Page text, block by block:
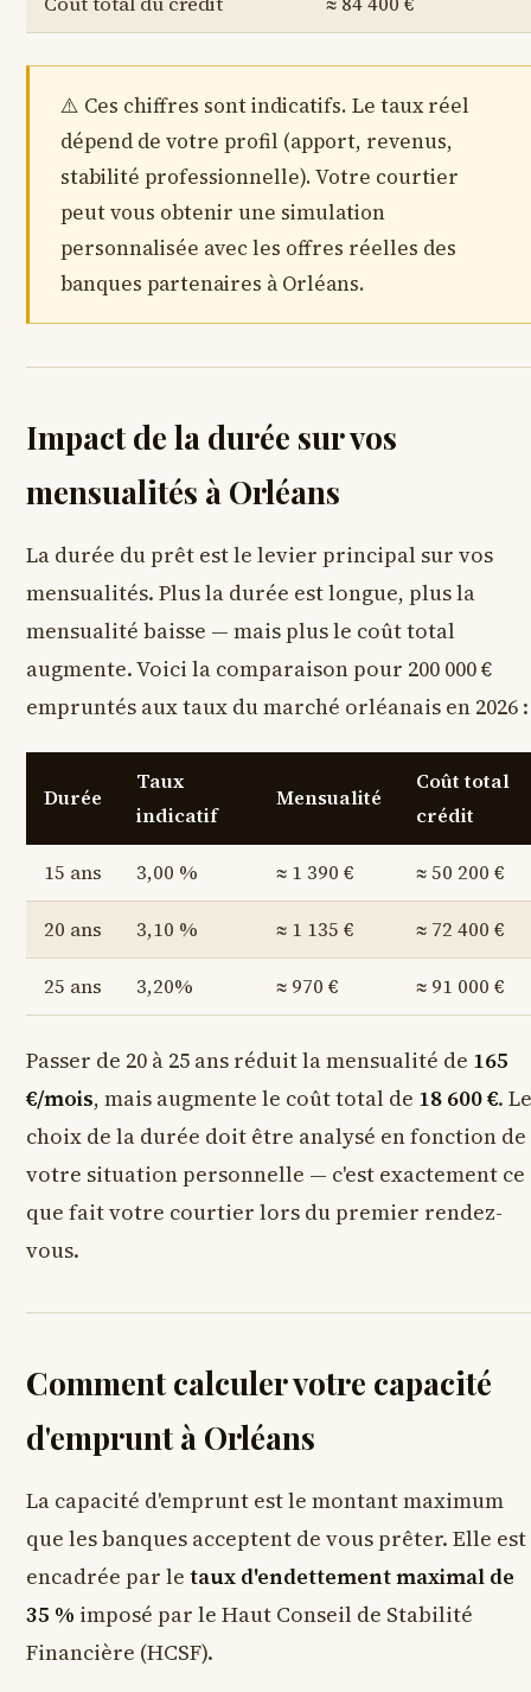
Ces chiffres sont indicatifs. Le taux réel
dépend de votre profil (apport, revenus,
stabilité professionnelle). Votre courtier
peut vous obtenir une simulation
personnalisée avec les offres réelles des
banques partenaires à Orléans.
Impact de la durée sur vos
mensualités à Orléans
La durée du prêt est le levier principal sur vos
mensualités. Plus la durée est longue, plus la
mensualité baisse — mais plus le coût total
augmente. Voici la comparaison pour 200 000 €
empruntés aux taux du marché orléanais en 2026 :
Durée
Taux
indicatif
Mensualité
Coût total
crédit
15 ans 3,00 % ≈ 1 390 € ≈ 50 200 €
20 ans 3,10 % ≈ 1 135 € ≈ 72 400 €
25 ans 3,20% ≈ 970 € ≈ 91 000 €
Passer de 20 à 25 ans réduit la mensualité de 165
€/mois, mais augmente le coût total de 18 600 €.
choix de la durée doit être analysé en fonction de
votre situation personnelle — c'est exactement ce
que fait votre courtier lors du premier rendez-
vous.
Comment calculer votre capacité
d'emprunt à Orléans
La capacité d'emprunt est le montant maximum
que les banques acceptent de vous prêter. Elle est
encadrée par letaux d'endettement maximal de
35 % imposé par le Haut Conseil de Stabilité
Financière (HCSF).